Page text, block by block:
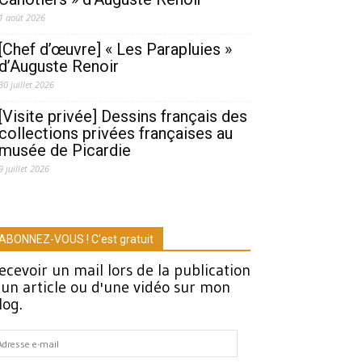
1 août 2026
[Chef d’œuvre] « Les Parapluies »
d’Auguste Renoir
juillet 2026
[Visite privée] Dessins français des
collections privées françaises au
musée de Picardie
juillet 2026
VOUS ! C'est gratuit
un mail lors de la publication
article ou d'une vidéo sur mon